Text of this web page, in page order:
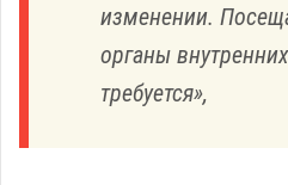
изменении.
органы
требуется»,